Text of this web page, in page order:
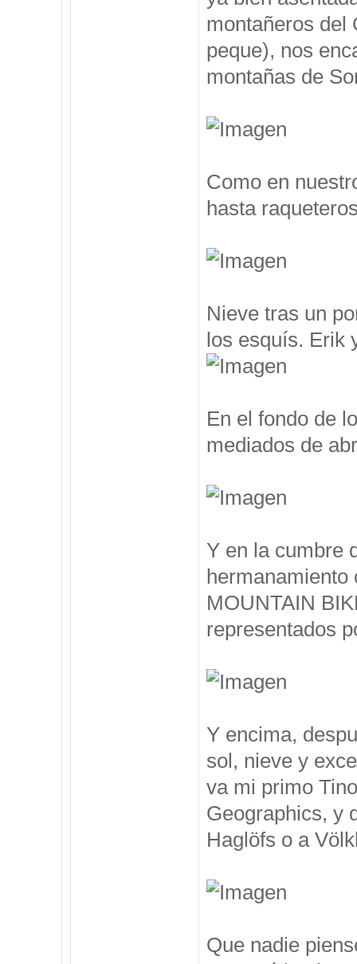
montañeros del
peque), nos
montañas de
Como en
hasta
Nieve tras un
los esquís. Erik
En el fondo de
mediados de
Y en la cumbre
hermanamiento
MOUNTAIN
representados
Y encima,
sol, nieve y
va mi primo
Geographics, y
Haglöfs o a
Que nadie